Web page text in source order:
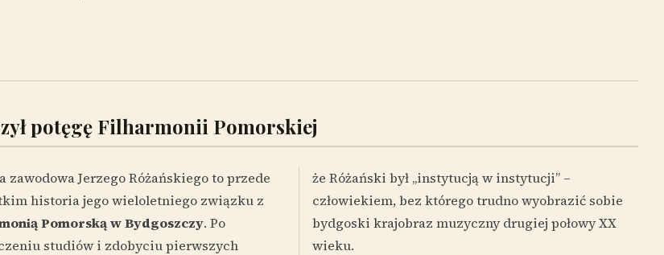
potęgę Filharmonii Pomorskiej
zawodowa Jerzego Różańskiego to przede
historia jego wieloletniego związku z
Pomorską w Bydgoszczy. Po
studiów i zdobyciu pierwszych
że Różański był „instytucją w instytucji” –
człowiekiem, bez którego trudno wyobrazić sobie
bydgoski krajobraz muzyczny drugiej połowy XX
wieku.